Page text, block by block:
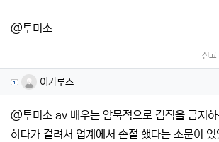
@투미소
신고
이카루스님의 댓글
이카루스
@투미소 av 배우는 암묵적으로 겸직을 금지
하다가 걸려서 업계에서 손절 했다는 소문이 있